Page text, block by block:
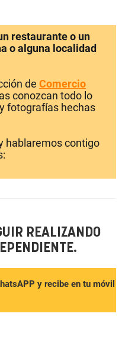
restaurante o un
o alguna localidad
de Comercio
conozcan todo lo
fotografías hechas
hablaremos contigo
REALIZANDO
y recibe en tu móvil